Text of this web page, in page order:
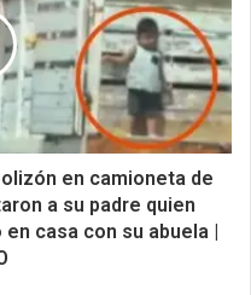
en camioneta de
a su padre quien
casa con su abuela |